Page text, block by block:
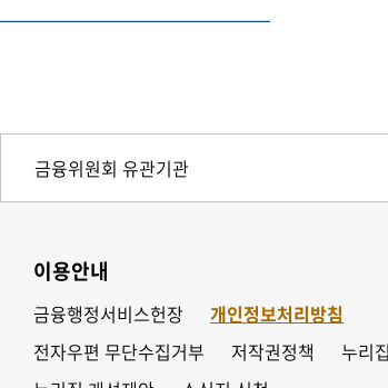
이용안내
금융행정서비스헌장
개인정보처리방침
전자우편 무단수집거부
저작권정책
누리